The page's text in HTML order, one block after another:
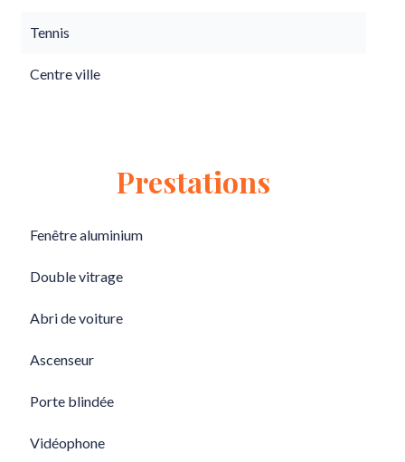
Tennis
Centre ville
Prestations
Fenêtre aluminium
Double vitrage
Abri de voiture
Ascenseur
Porte blindée
Vidéophone